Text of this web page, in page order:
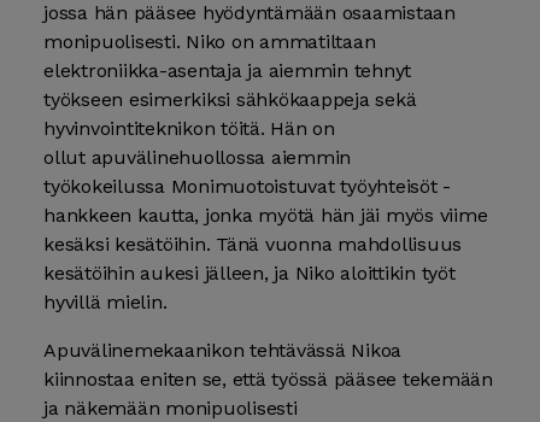
jossa hän pääsee hyödyntämään osaamistaan
monipuolisesti. Niko on ammatiltaan
elektroniikka-asentaja ja aiemmin tehnyt
työkseen esimerkiksi sähkökaappeja sekä
hyvinvointiteknikon töitä. Hän on
ollut apuvälinehuollossa aiemmin
työkokeilussa Monimuotoistuvat työyhteisöt -
hankkeen kautta, jonka myötä hän jäi myös viime
kesäksi kesätöihin. Tänä vuonna mahdollisuus
kesätöihin aukesi jälleen, ja Niko aloittikin työt
hyvillä mielin.
Apuvälinemekaanikon tehtävässä Nikoa
kiinnostaa eniten se, että työssä pääsee tekemään
ja näkemään monipuolisesti